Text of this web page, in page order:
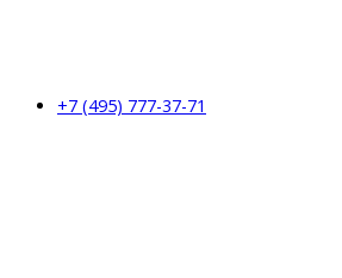
+7 (495) 777-37-71